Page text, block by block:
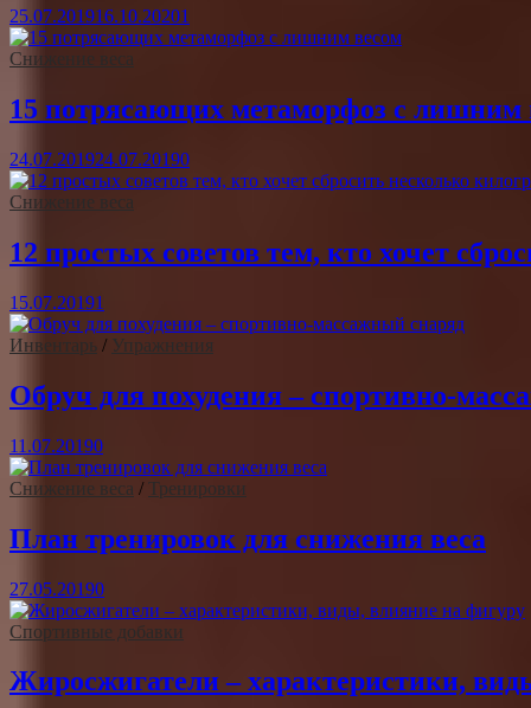
25.07.201916.10.20201
Снижение веса
15 потрясающих метаморфоз с лишним
24.07.201924.07.20190
Снижение веса
12 простых советов тем, кто хочет
15.07.20191
Инвентарь / Упражнения
Обруч для похудения – спортивно-
11.07.20190
Снижение веса / Тренировки
План тренировок для снижения веса
27.05.20190
Спортивные добавки
Жиросжигатели – характеристики,